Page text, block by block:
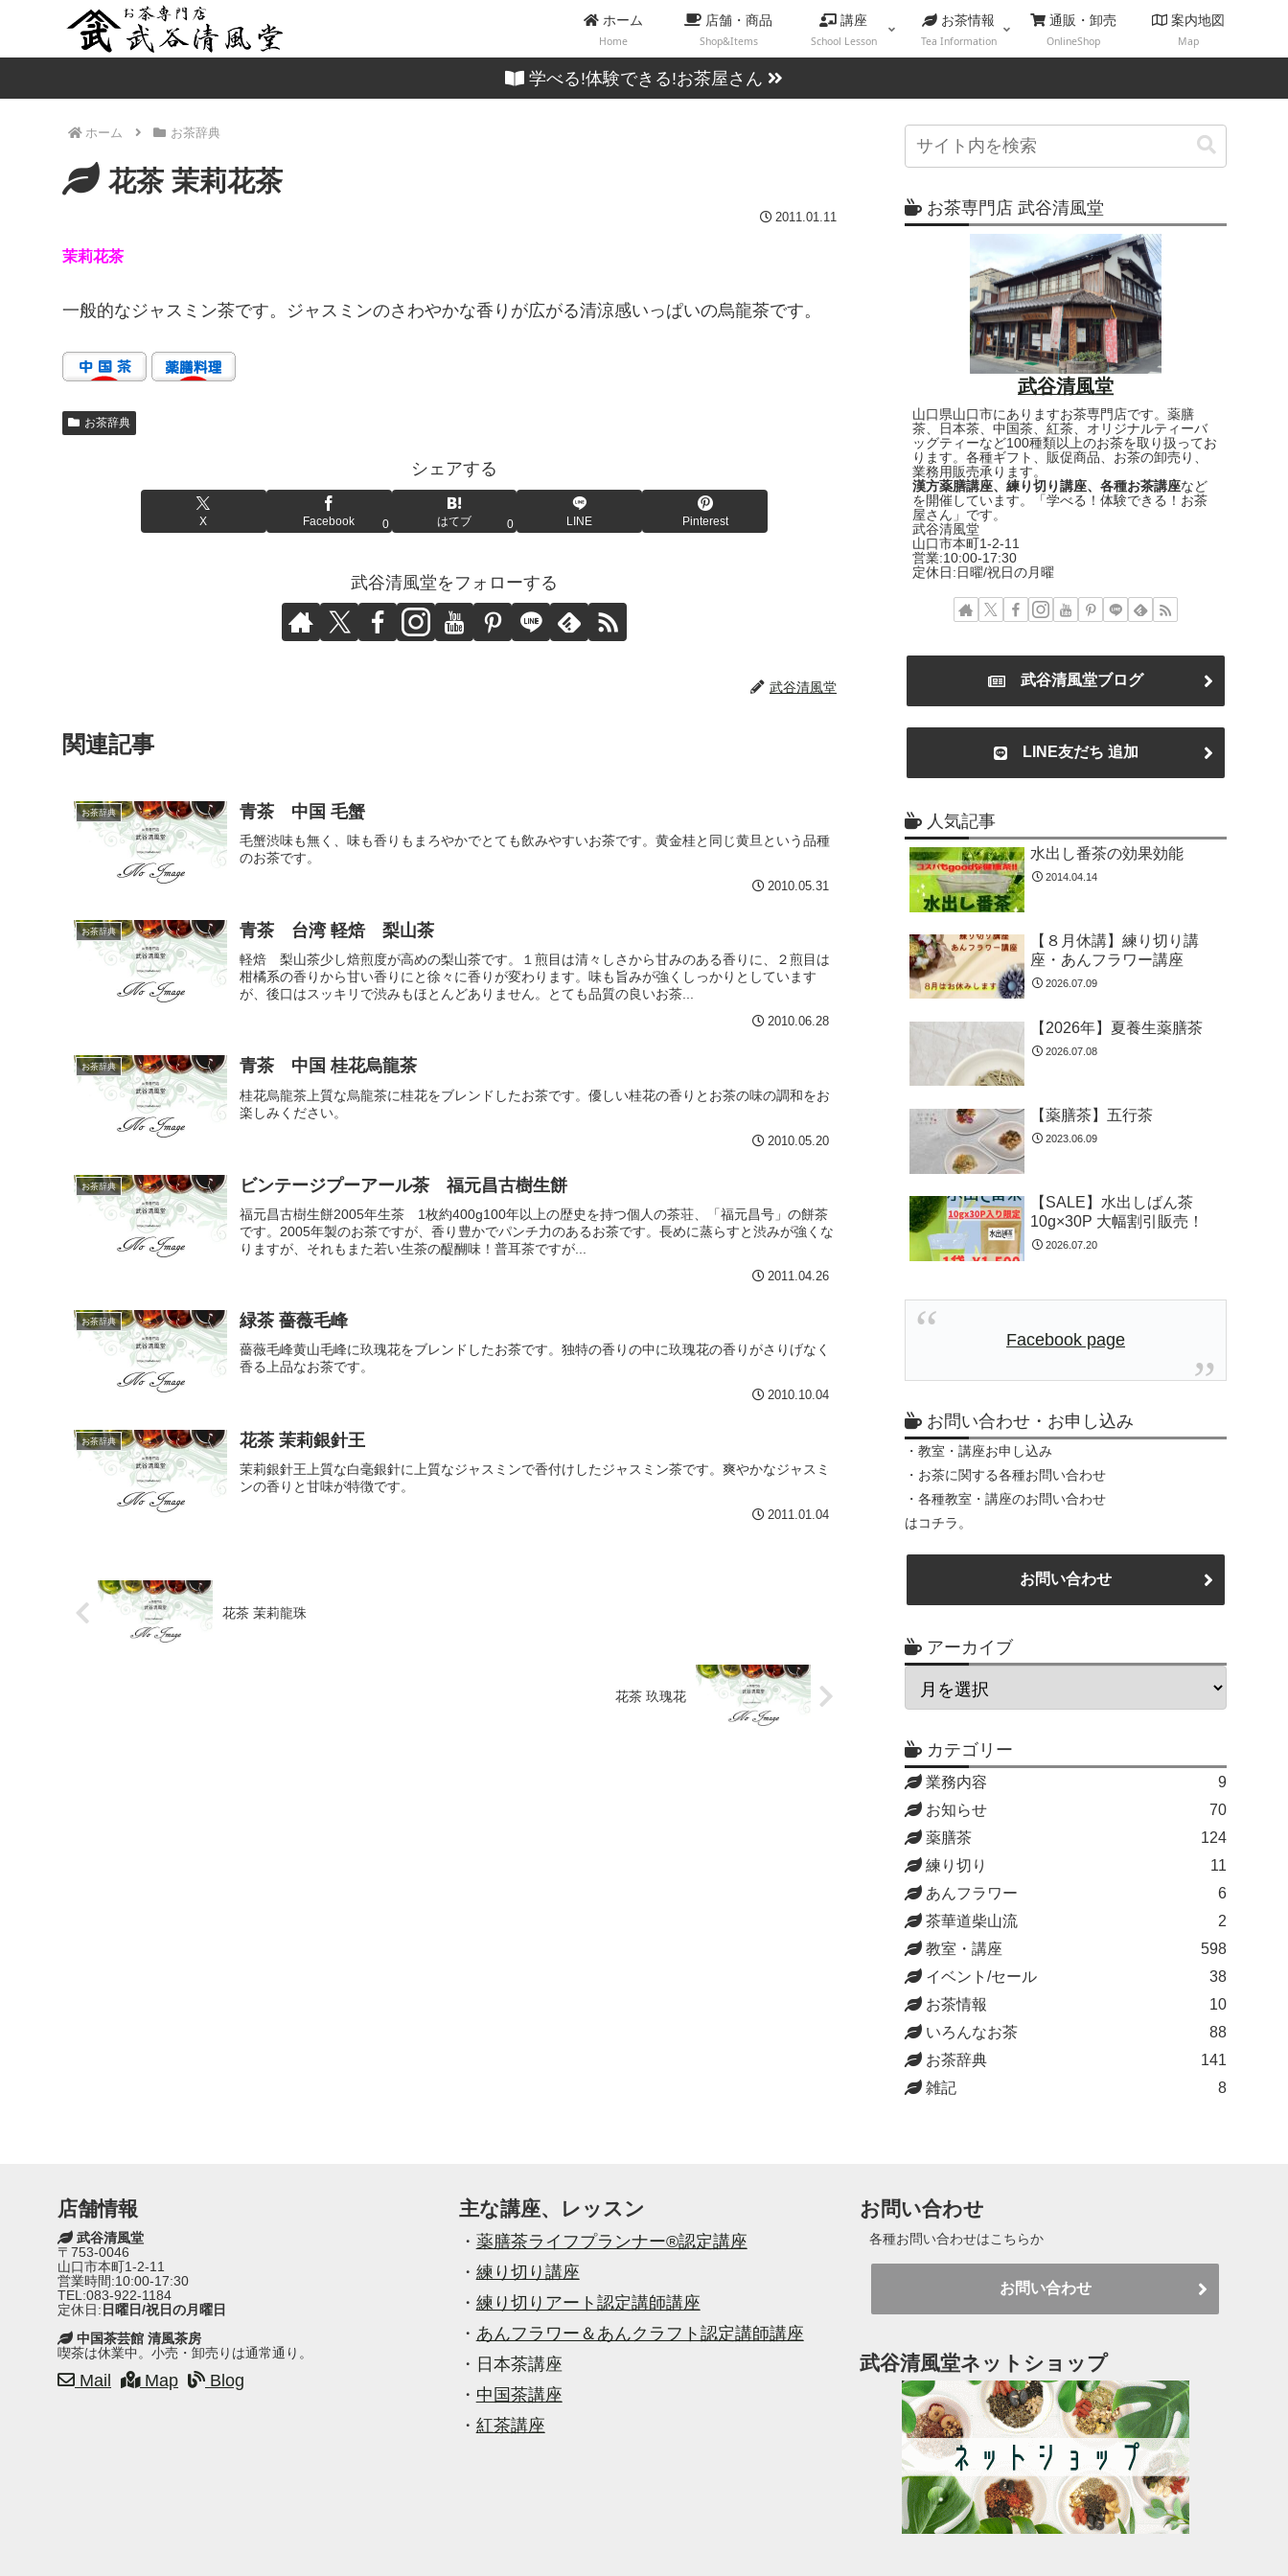
ホーム
Home
店舗・商品
Shop&Items
講座
School Lesson
お茶情報
Tea Information
通販・卸売
OnlineShop
案内地図
Map
学べる!体験できる!お茶屋さん
ホーム お茶辞典
花茶 茉莉花茶
2011.01.11
茉莉花茶
一般的なジャスミン茶です。ジャスミンのさわやかな香りが広がる清涼感いっぱいの烏龍茶です。
お茶辞典
シェアする
X Facebook 0 はてブ 0 LINE Pinterest
武谷清風堂をフォローする
武谷清風堂
関連記事
お茶辞典 青茶 中国 毛蟹
毛蟹渋味も無く、味も香りもまろやかでとても飲みやすいお茶です。黄金桂と同じ黄旦という品種
のお茶です。
2010.05.31
お茶辞典 青茶 台湾 軽焙 梨山茶
軽焙 梨山茶少し焙煎度が高めの梨山茶です。１煎目は清々しさから甘みのある香りに、２煎目は
柑橘系の香りから甘い香りにと徐々に香りが変わります。味も旨みが強くしっかりとしています
が、後口はスッキリで渋みもほとんどありません。とても品質の良いお茶...
2010.06.28
お茶辞典 青茶 中国 桂花烏龍茶
桂花烏龍茶上質な烏龍茶に桂花をブレンドしたお茶です。優しい桂花の香りとお茶の味の調和をお
楽しみください。
2010.05.20
お茶辞典 ビンテージプーアール茶 福元昌古樹生餅
福元昌古樹生餅2005年生茶 1枚約400g100年以上の歴史を持つ個人の茶荘、「福元昌号」の餅茶
です。2005年製のお茶ですが、香り豊かでパンチ力のあるお茶です。長めに蒸らすと渋みが強くな
りますが、それもまた若い生茶の醍醐味！普耳茶ですが...
2011.04.26
お茶辞典 緑茶 薔薇毛峰
薔薇毛峰黄山毛峰に玖瑰花をブレンドしたお茶です。独特の香りの中に玖瑰花の香りがさりげなく
香る上品なお茶です。
2010.10.04
お茶辞典 花茶 茉莉銀針王
茉莉銀針王上質な白毫銀針に上質なジャスミンで香付けしたジャスミン茶です。爽やかなジャスミ
ンの香りと甘味が特徴です。
2011.01.04
花茶 茉莉龍珠
花茶 玖瑰花
お茶専門店 武谷清風堂
武谷清風堂
山口県山口市にありますお茶専門店です。薬膳
茶、日本茶、中国茶、紅茶、オリジナルティーバ
ッグティーなど100種類以上のお茶を取り扱ってお
ります。各種ギフト、販促商品、お茶の卸売り、
業務用販売承ります。
漢方薬膳講座、練り切り講座、各種お茶講座など
を開催しています。「学べる！体験できる！お茶
屋さん」です。
武谷清風堂
山口市本町1-2-11
営業:10:00-17:30
定休日:日曜/祝日の月曜
武谷清風堂ブログ
LINE友だち 追加
人気記事
水出し番茶の効果効能
2014.04.14
【８月休講】練り切り講
座・あんフラワー講座
2026.07.09
【2026年】夏養生薬膳茶
2026.07.08
【薬膳茶】五行茶
2023.06.09
【SALE】水出しばん茶
10g×30P 大幅割引販売！
2026.07.20
Facebook page
お問い合わせ・お申し込み
・教室・講座お申し込み
・お茶に関する各種お問い合わせ
・各種教室・講座のお問い合わせ
はコチラ。
お問い合わせ
アーカイブ
カテゴリー
業務内容
9
お知らせ
70
薬膳茶
124
練り切り
11
あんフラワー
6
茶華道柴山流
2
教室・講座
598
イベント/セール
38
お茶情報
10
いろんなお茶
88
お茶辞典
141
雑記
8
店舗情報
武谷清風堂
〒753-0046
山口市本町1-2-11
営業時間:10:00-17:30
TEL:083-922-1184
定休日: 日曜日/祝日の月曜日
中国茶芸館 清風茶房
喫茶は休業中。小売・卸売りは通常通り。
Mail Map Blog
主な講座、レッスン
・ 薬膳茶ライフプランナー®認定講座
・ 練り切り講座
・ 練り切りアート認定講師講座
・ あんフラワー＆あんクラフト認定講師講座
・ 日本茶講座
・ 中国茶講座
・ 紅茶講座
お問い合わせ
各種お問い合わせはこちらか
お問い合わせ
武谷清風堂ネットショップ